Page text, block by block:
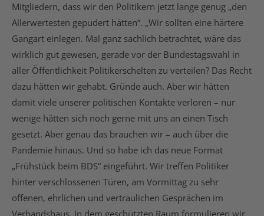
Mitgliedern, dass wir den Politikern jetzt lange genug „den
Allerwertesten gepudert hätten“. „Wir sollten eine härtere
Gangart einlegen. Mal ganz sachlich betrachtet, wäre das
wirklich gut gewesen, gerade vor der Bundestagswahl in
aller Öffentlichkeit Politikerschelten zu verteilen? Das Recht
dazu hätten wir gehabt. Gründe auch. Aber wir hätten
damit viele unserer politischen Kontakte verloren – nur
wenige hätten sich noch gerne mit uns an einen Tisch
gesetzt. Aber genau das brauchen wir – auch über die
Pandemie hinaus. Und so habe ich das neue Format
„Frühstück beim BDS“ eingeführt. Wir treffen Politiker
hinter verschlossenen Türen, am Vormittag zu sehr
offenen, ehrlichen und vertraulichen Gesprächen im
Verbandshaus. In dem geschützten Raum formulieren wir